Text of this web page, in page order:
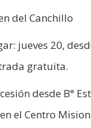
del Canchillo
jueves 20,
gratuita.
desde B°
el Centro